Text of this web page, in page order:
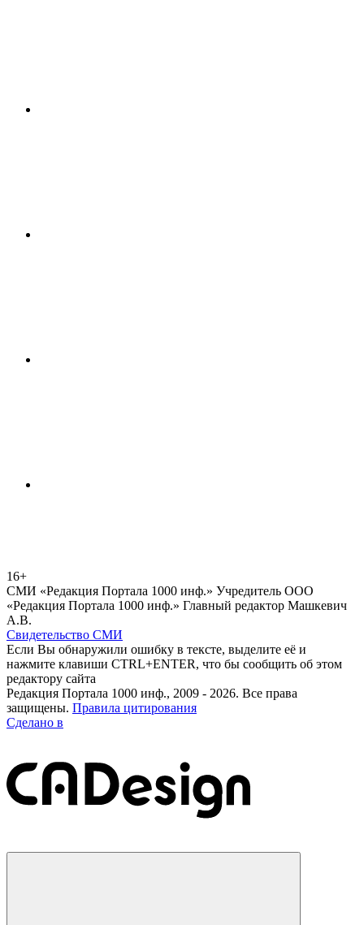
16+
СМИ «Редакция Портала 1000 инф.» Учредитель ООО
«Редакция Портала 1000 инф.» Главный редактор Машкевич
А.В.
Свидетельство СМИ
Если Вы обнаружили ошибку в тексте, выделите её и
нажмите клавиши CTRL+ENTER, что бы сообщить об этом
редактору сайта
Редакция Портала 1000 инф., 2009 - 2026. Все права
защищены. Правила цитирования
Сделано в